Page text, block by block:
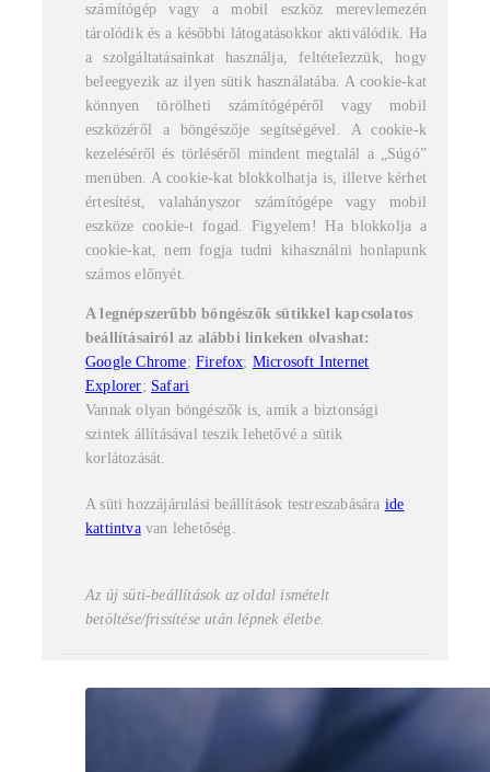
számítógép vagy a mobil eszköz merevlemezén
tárolódik és a későbbi látogatásokkor aktiválódik. Ha
a szolgáltatásainkat használja, feltételezzük, hogy
beleegyezik az ilyen sütik használatába. A cookie-kat
könnyen törölheti számítógépéről vagy mobil
eszközéről a böngészője segítségével. A cookie-k
kezeléséről és törléséről mindent megtalál a „Súgó”
menüben. A cookie-kat blokkolhatja is, illetve kérhet
értesítést, valahányszor számítógépe vagy mobil
eszköze cookie-t fogad. Figyelem! Ha blokkolja a
cookie-kat, nem fogja tudni kihasználni honlapunk
számos előnyét.
A legnépszerűbb böngészők sütikkel kapcsolatos
beállításairól az alábbi linkeken olvashat:
Google Chrome;Firefox; Microsoft Internet
Explorer; Safari
Vannak olyan böngészők is, amik a biztonsági
szintek állításával teszik lehetővé a sütik
korlátozását.
A süti hozzájárulási beállítások testreszabására ide
kattintvavan lehetőség.
Az új süti-beállítások az oldal ismételt
betöltése/frissítése után lépnek életbe.